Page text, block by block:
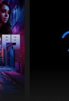
起起落落
們，會迎
？